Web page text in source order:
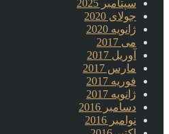
سپتامبر 2025
جولای 2020
ژانویه 2020
می 2017
آوریل 2017
مارس 2017
فوریه 2017
ژانویه 2017
دسامبر 2016
نوامبر 2016